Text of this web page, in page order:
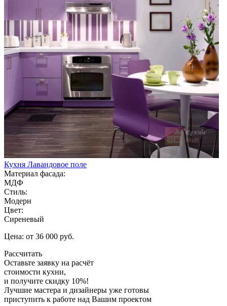
Кухня Лавандовое поле
Материал фасада:
МДФ
Стиль:
Модерн
Цвет:
Сиреневый
Цена: от 36 000 руб.
Рассчитать
Оставьте заявку на расчёт
стоимости кухни,
и получите скидку 10%!
Лучшие мастера и дизайнеры уже готовы
приступить к работе над Вашим проектом